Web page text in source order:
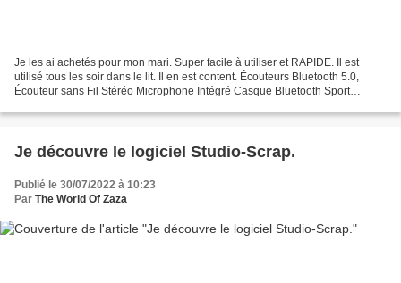
Je les ai achetés pour mon mari. Super facile à utiliser et RAPIDE. Il est
utilisé tous les soir dans le lit. Il en est content. Écouteurs Bluetooth 5.0,
Écouteur sans Fil Stéréo Microphone Intégré Casque Bluetooth Sport
Je découvre le logiciel Studio-Scrap.
Publié le 30/07/2022 à 10:23
Par The World Of Zaza